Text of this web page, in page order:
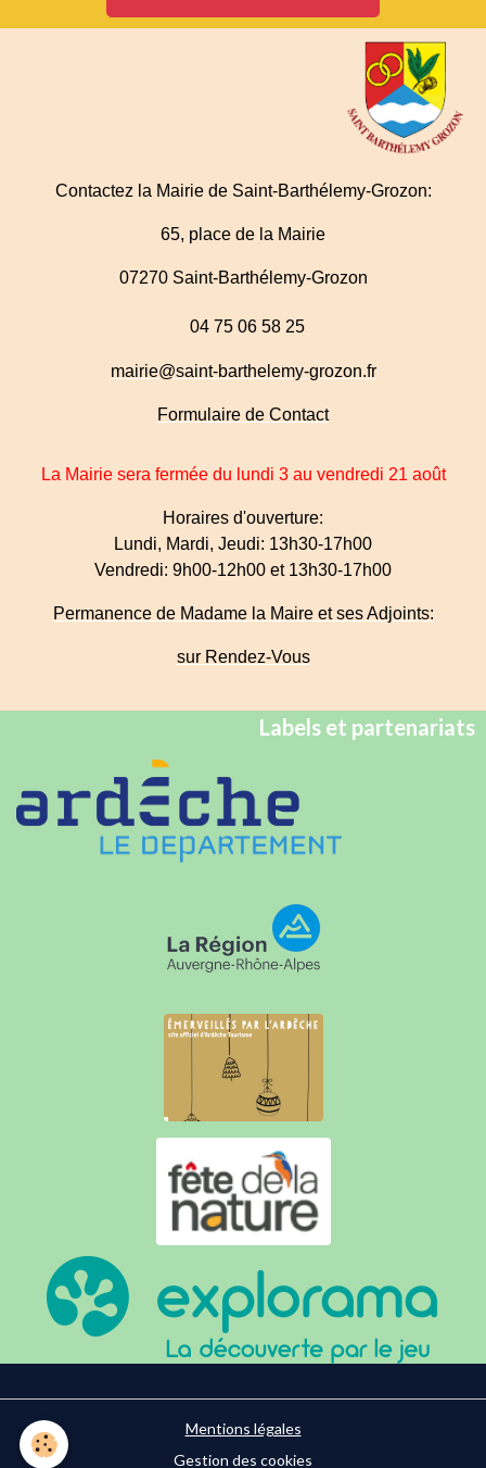
Contactez la Mairie de Saint-Barthélemy-Grozon:
65, place de la Mairie
07270 Saint-Barthélemy-Grozon
04 75 06 58 25
mairie@saint-barthelemy-grozon.fr
Formulaire de Contact
La Mairie sera fermée du lundi 3 au vendredi 21 août
Horaires d'ouverture:
Lundi, Mardi, Jeudi: 13h30-17h00
Vendredi: 9h00-12h00 et 13h30-17h00
Permanence de Madame la Maire et ses Adjoints:
sur Rendez-Vous
Labels et partenariats
Mentions légales
Gestion des cookies